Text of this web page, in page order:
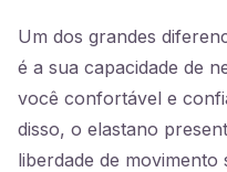
Um dos grandes
é a sua capacidade de
você confortável e
disso, o elastano
liberdade de